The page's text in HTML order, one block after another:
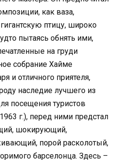
как ваза,
птицу, широко
пытаясь обнять ими,
на груди
собрание Хайме
и отличного приятеля,
наследие лучшего из
посещения туристов
г.), перед ними предстал
шокирующий,
порой расколотый,
барселонца. Здесь –